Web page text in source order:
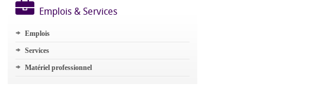
Emplois & Services
Emplois
Services
Matériel professionnel